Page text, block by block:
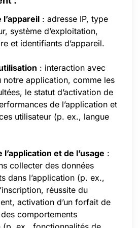
: adresse IP, type
système d’exploitation,
et identifiants d’appareil.
: interaction avec
notre application, comme les
le statut d’activation de
de l’application et
utilisateur (p. ex., langue
et de l’usage :
collecter des données
dans l’application (p. ex.,
réussite du
activation d’un forfait de
comportements